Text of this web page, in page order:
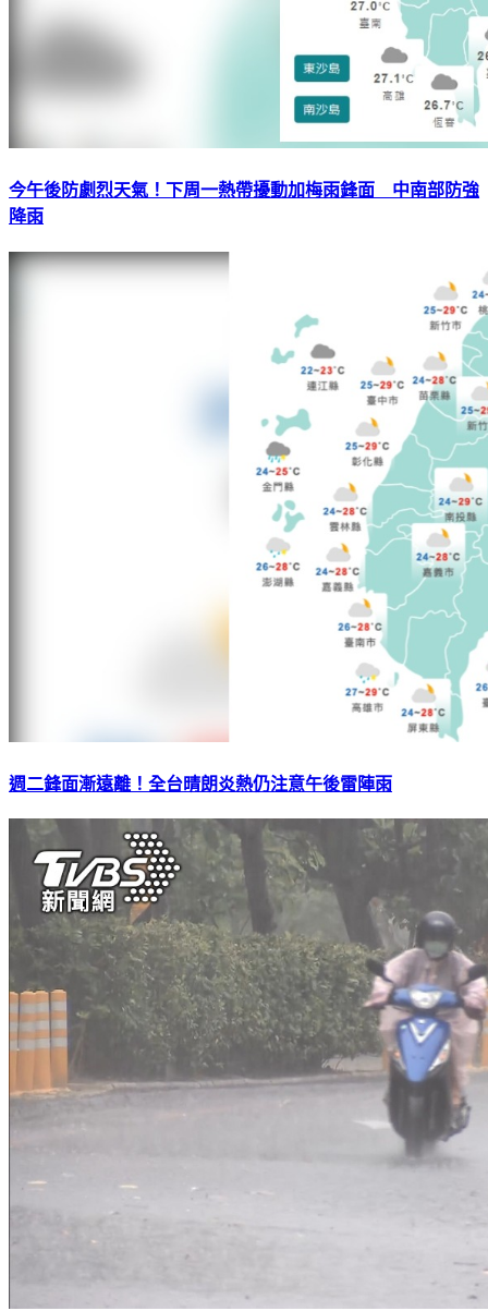
今午後防劇烈天氣！下周一熱帶擾動加梅雨鋒面 中南部防強
降雨
週二鋒面漸遠離！全台晴朗炎熱仍注意午後雷陣雨